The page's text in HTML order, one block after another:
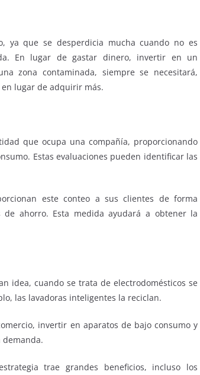
ya que se desperdicia mucha cuando no es
En lugar de gastar dinero, invertir en un
zona contaminada, siempre se necesitará,
lugar de adquirir más.
que ocupa una compañía, proporcionando
Estas evaluaciones pueden identificar las
este conteo a sus clientes de forma
ahorro. Esta medida ayudará a obtener la
idea, cuando se trata de electrodomésticos se
las lavadoras inteligentes la reciclan.
invertir en aparatos de bajo consumo y
trae grandes beneficios, incluso los